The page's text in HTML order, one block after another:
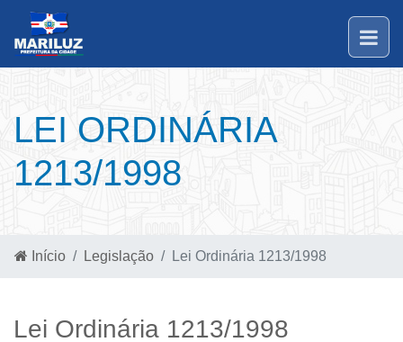
LEI ORDINÁRIA
1213/1998
Início Legislação Lei Ordinária 1213/1998
Lei Ordinária 1213/1998